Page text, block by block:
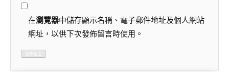
在瀏覽器中儲存顯示名稱、電子郵件地址及個人網站
網址，以供下次發佈留言時使用。